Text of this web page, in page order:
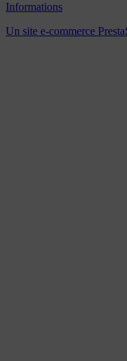
Informations
Un site e-commerce